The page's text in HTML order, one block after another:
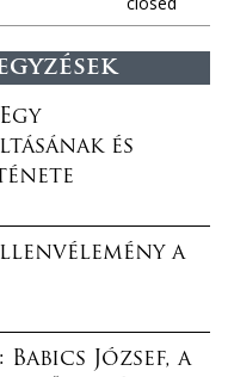
és
a
József, a